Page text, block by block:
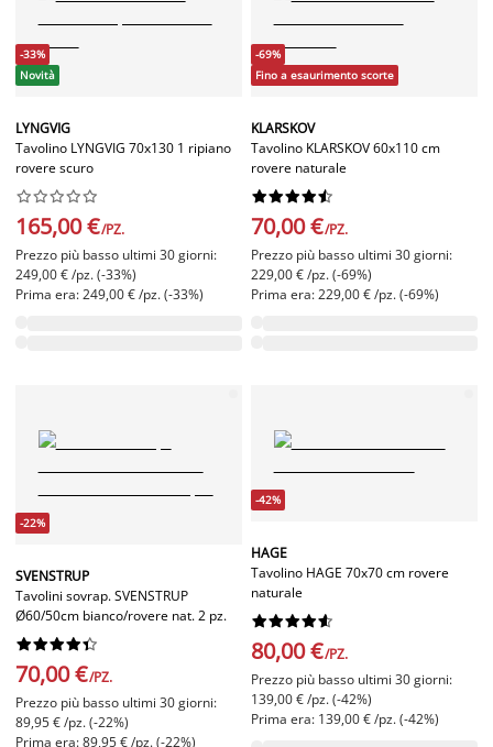
-33%
Novità
LYNGVIG
Tavolino LYNGVIG 70x130 1 ripiano
rovere scuro






165,00 €/PZ.
Prezzo più basso ultimi 30 giorni:
249,00 € /pz. (-33%)
Prima era: 249,00 € /pz. (-33%)
-69%
Fino a esaurimento scorte
KLARSKOV
Tavolino KLARSKOV 60x110 cm
rovere naturale






70,00 €/PZ.
Prezzo più basso ultimi 30 giorni:
229,00 € /pz. (-69%)
Prima era: 229,00 € /pz. (-69%)
-22%
SVENSTRUP
Tavolini sovrap. SVENSTRUP
Ø60/50cm bianco/rovere nat. 2 pz.






70,00 €/PZ.
Prezzo più basso ultimi 30 giorni:
89,95 € /pz. (-22%)
Prima era: 89,95 € /pz. (-22%)
-42%
HAGE
Tavolino HAGE 70x70 cm rovere
naturale






80,00 €/PZ.
Prezzo più basso ultimi 30 giorni:
139,00 € /pz. (-42%)
Prima era: 139,00 € /pz. (-42%)